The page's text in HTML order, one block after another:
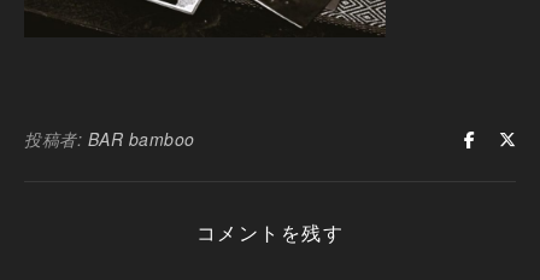
投稿者: BAR bamboo
コメントを残す